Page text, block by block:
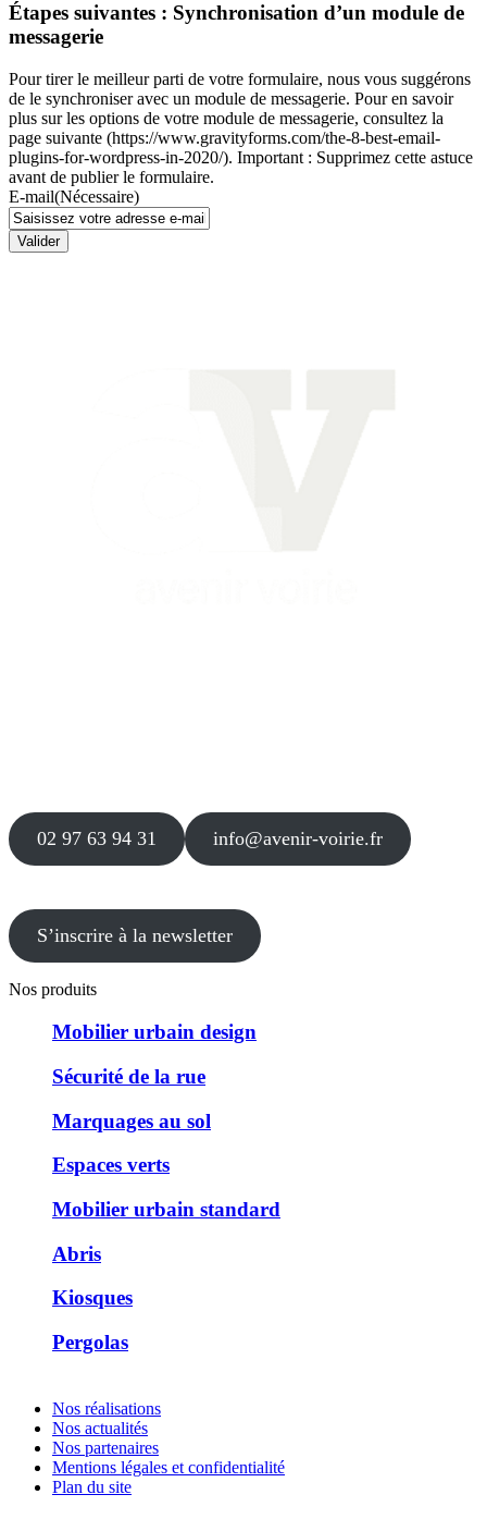
Étapes suivantes : Synchronisation d’un module de
messagerie
Pour tirer le meilleur parti de votre formulaire, nous vous suggérons
de le synchroniser avec un module de messagerie. Pour en savoir
plus sur les options de votre module de messagerie, consultez la
page suivante (https://www.gravityforms.com/the-8-best-email-
plugins-for-wordpress-in-2020/). Important : Supprimez cette astuce
avant de publier le formulaire.
E-mail(Nécessaire)
Valider
02 97 63 94 31 info@avenir-voirie.fr
S’inscrire à la newsletter
Nos produits
Mobilier urbain design
Sécurité de la rue
Marquages au sol
Espaces verts
Mobilier urbain standard
Abris
Kiosques
Pergolas
Nos réalisations
Nos actualités
Nos partenaires
Mentions légales et confidentialité
Plan du site